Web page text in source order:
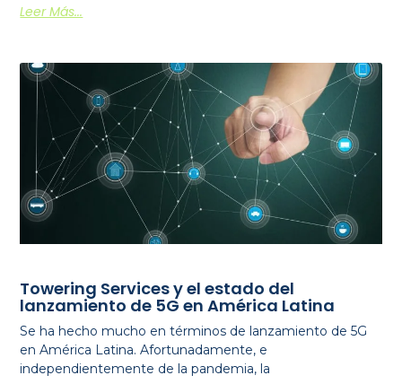
Leer Más...
Towering Services y el estado del
lanzamiento de 5G en América Latina
Se ha hecho mucho en términos de lanzamiento de 5G
en América Latina. Afortunadamente, e
independientemente de la pandemia, la